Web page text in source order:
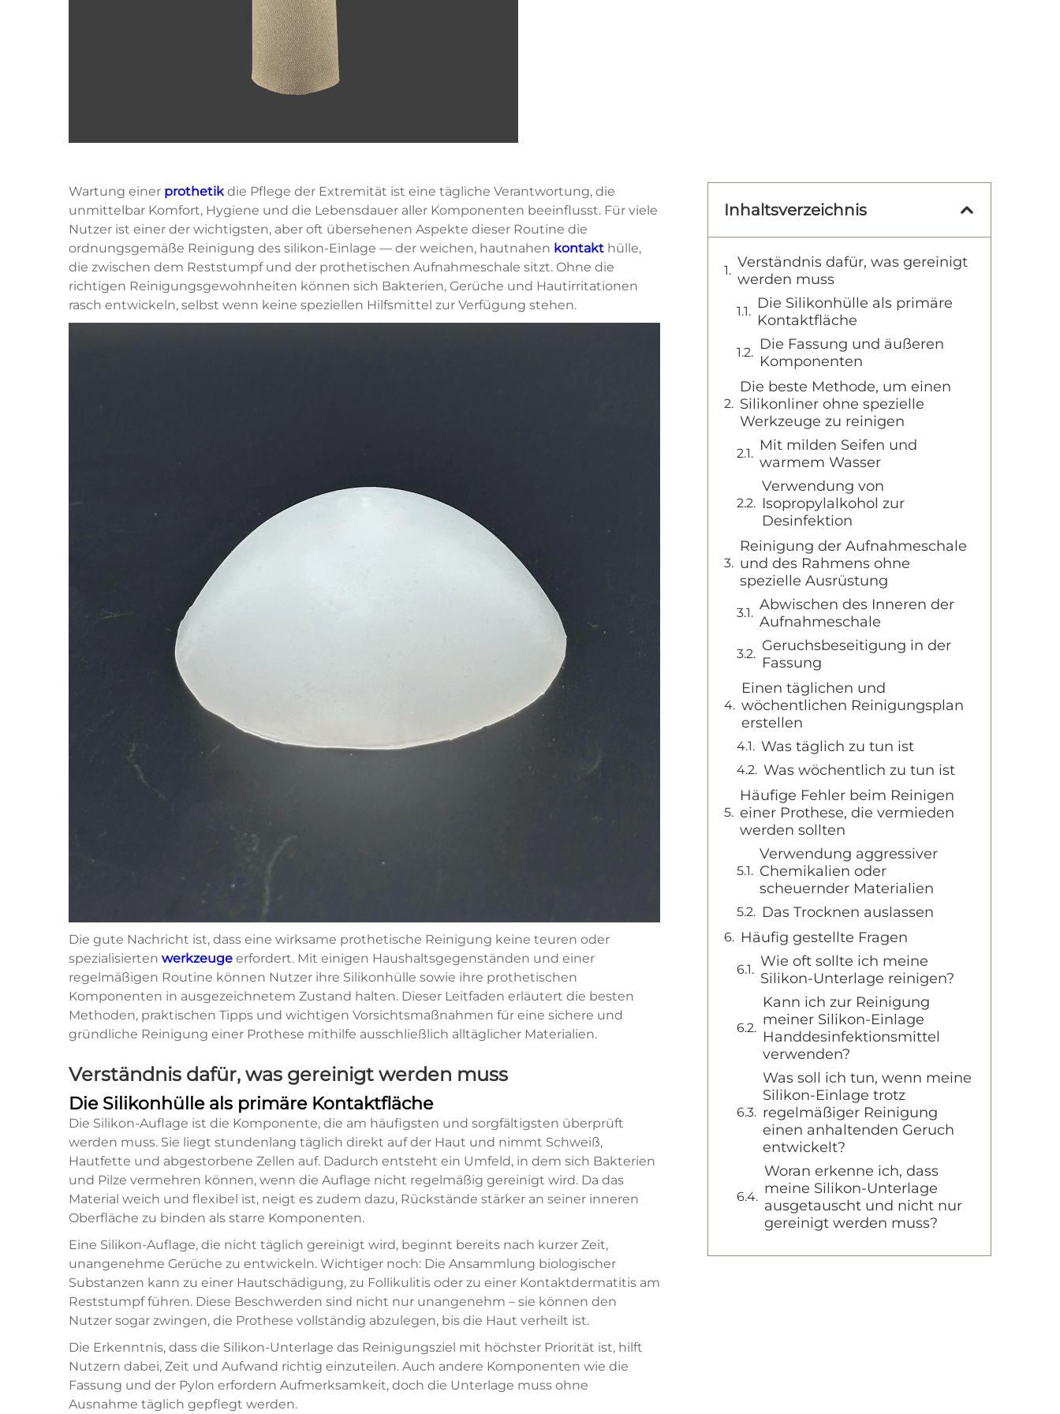
Wartung einer prothetikdie Pflege der Extremität ist eine tägliche Verantwortung, die
unmittelbar Komfort, Hygiene und die Lebensdauer aller Komponenten beeinflusst. Für viele
Nutzer ist einer der wichtigsten, aber oft übersehenen Aspekte dieser Routine die
ordnungsgemäße Reinigung des silikon-Einlage — der weichen, hautnahen kontakt hülle,
die zwischen dem Reststumpf und der prothetischen Aufnahmeschale sitzt. Ohne die
richtigen Reinigungsgewohnheiten können sich Bakterien, Gerüche und Hautirritationen
rasch entwickeln, selbst wenn keine speziellen Hilfsmittel zur Verfügung stehen.
Die gute Nachricht ist, dass eine wirksame prothetische Reinigung keine teuren oder
spezialisierten werkzeuge erfordert. Mit einigen Haushaltsgegenständen und einer
regelmäßigen Routine können Nutzer ihre Silikonhülle sowie ihre prothetischen
Komponenten in ausgezeichnetem Zustand halten. Dieser Leitfaden erläutert die besten
Methoden, praktischen Tipps und wichtigen Vorsichtsmaßnahmen für eine sichere und
gründliche Reinigung einer Prothese mithilfe ausschließlich alltäglicher Materialien.
Verständnis dafür, was gereinigt werden muss
Die Silikonhülle als primäre Kontaktfläche
Die Silikon-Auflage ist die Komponente, die am häufigsten und sorgfältigsten überprüft
werden muss. Sie liegt stundenlang täglich direkt auf der Haut und nimmt Schweiß,
Hautfette und abgestorbene Zellen auf. Dadurch entsteht ein Umfeld, in dem sich Bakterien
und Pilze vermehren können, wenn die Auflage nicht regelmäßig gereinigt wird. Da das
Material weich und flexibel ist, neigt es zudem dazu, Rückstände stärker an seiner inneren
Oberfläche zu binden als starre Komponenten.
Eine Silikon-Auflage, die nicht täglich gereinigt wird, beginnt bereits nach kurzer Zeit,
unangenehme Gerüche zu entwickeln. Wichtiger noch: Die Ansammlung biologischer
Substanzen kann zu einer Hautschädigung, zu Follikulitis oder zu einer Kontaktdermatitis am
Reststumpf führen. Diese Beschwerden sind nicht nur unangenehm – sie können den
Nutzer sogar zwingen, die Prothese vollständig abzulegen, bis die Haut verheilt ist.
Die Erkenntnis, dass die Silikon-Unterlage das Reinigungsziel mit höchster Priorität ist, hilft
Nutzern dabei, Zeit und Aufwand richtig einzuteilen. Auch andere Komponenten wie die
Fassung und der Pylon erfordern Aufmerksamkeit, doch die Unterlage muss ohne
Ausnahme täglich gepflegt werden.
Inhaltsverzeichnis
Verständnis dafür, was gereinigt
werden muss
Die Silikonhülle als primäre
Kontaktfläche
Die Fassung und äußeren
Komponenten
Die beste Methode, um einen
Silikonliner ohne spezielle
Werkzeuge zu reinigen
Mit milden Seifen und
warmem Wasser
Verwendung von
Isopropylalkohol zur
Desinfektion
Reinigung der Aufnahmeschale
und des Rahmens ohne
spezielle Ausrüstung
Abwischen des Inneren der
Aufnahmeschale
Geruchsbeseitigung in der
Fassung
Einen täglichen und
wöchentlichen Reinigungsplan
erstellen
Was täglich zu tun ist
Was wöchentlich zu tun ist
Häufige Fehler beim Reinigen
einer Prothese, die vermieden
werden sollten
Verwendung aggressiver
Chemikalien oder
scheuernder Materialien
Das Trocknen auslassen
Häufig gestellte Fragen
Wie oft sollte ich meine
Silikon-Unterlage reinigen?
Kann ich zur Reinigung
meiner Silikon-Einlage
Handdesinfektionsmittel
verwenden?
Was soll ich tun, wenn meine
Silikon-Einlage trotz
regelmäßiger Reinigung
einen anhaltenden Geruch
entwickelt?
Woran erkenne ich, dass
meine Silikon-Unterlage
ausgetauscht und nicht nur
gereinigt werden muss?